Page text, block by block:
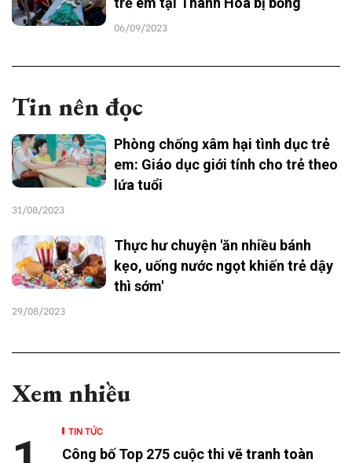
06/09/2023
Tin nên đọc
Phòng chống xâm hại tình dục trẻ
em: Giáo dục giới tính cho trẻ theo
lứa tuổi
31/08/2023
Thực hư chuyện 'ăn nhiều bánh
kẹo, uống nước ngọt khiến trẻ dậy
thì sớm'
29/08/2023
Xem nhiều
TIN TỨC
Công bố Top 275 cuộc thi vẽ tranh toàn